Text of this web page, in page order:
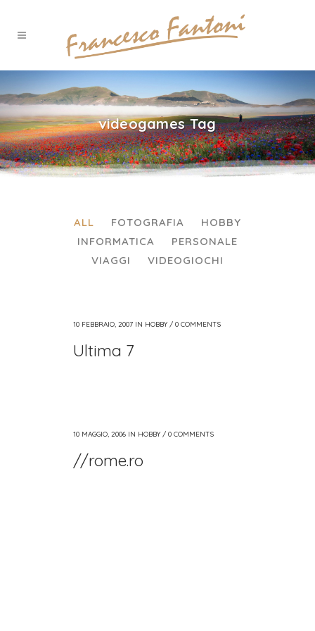
videogames Tag
ALL FOTOGRAFIA
HOBBY
INFORMATICA
PERSONALE
VIAGGI
VIDEOGIOCHI
10 FEBBRAIO, 2007 IN HOBBY / 0 COMMENTS
Ultima 7
10 MAGGIO, 2006 IN HOBBY / 0 COMMENTS
//rome.ro